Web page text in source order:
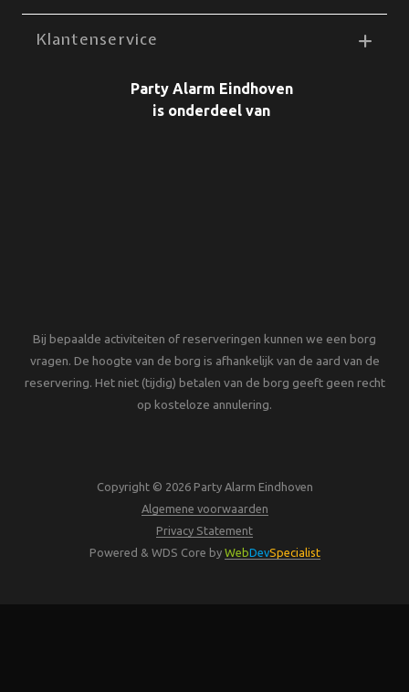
Klantenservice
Party Alarm Eindhoven
is onderdeel van
Bij bepaalde activiteiten of reserveringen kunnen we een borg
vragen. De hoogte van de borg is afhankelijk van de aard van de
reservering. Het niet (tijdig) betalen van de borg geeft geen recht
op kosteloze annulering.
Copyright © 2026 Party Alarm Eindhoven
Algemene voorwaarden
Privacy Statement
Powered & WDS Core by WebDevSpecialist